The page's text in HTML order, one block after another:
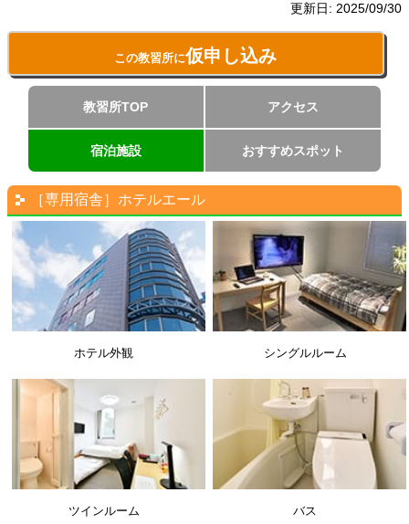
更新日: 2025/09/30
この教習所に仮申し込み
教習所TOP アクセス
宿泊施設 おすすめスポット
［専用宿舎］ホテルエール
ホテル外観 シングルルーム
ツインルーム バス